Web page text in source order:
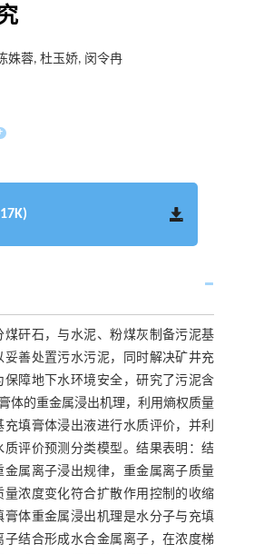
姝蓉, 杜玉娇, 闵令冉
煤矸石，与水泥、粉煤灰制备污泥基
妥善处置污水污泥，同时解决矿井充
保障地下水环境安全，研究了污泥含
体的重金属浸出机理，利用熵权质量
填膏体浸出液进行水质评价，并利
质评价预测分类模型。结果表明：结
金属离子浸出规律，重金属离子质量
量浓度变化符合扩散作用控制的收缩
膏体重金属浸出机理是水分子与充填
子结合形成水合金属离子，在浓度梯